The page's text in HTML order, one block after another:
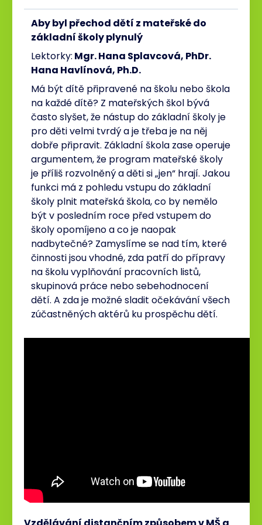
Aby byl přechod dětí z mateřské do
základní školy plynulý
Lektorky: Mgr. Hana Splavcová, PhDr.
Hana Havlínová, Ph.D.
Má být dítě připravené na školu nebo škola
na každé dítě? Z mateřských škol bývá
často slyšet, že nástup do základní školy je
pro děti velmi tvrdý a je třeba je na něj
dobře připravit. Základní škola zase operuje
argumentem, že program mateřské školy
je příliš rozvolněný a děti si „jen“ hrají. Jakou
funkci má z pohledu vstupu do základní
školy plnit mateřská škola, co by nemělo
být v posledním roce před vstupem do
školy opomíjeno a co je naopak
nadbytečné? Zamyslíme se nad tím, které
činnosti jsou vhodné, zda patří do přípravy
na školu vyplňování pracovních listů,
skupinová práce nebo sebehodnocení
dětí. A zda je možné sladit očekávání všech
zúčastněných aktérů ku prospěchu dětí.